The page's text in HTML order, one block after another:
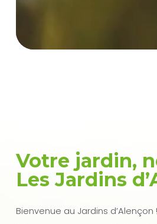
Votre jardin,
Les Jardins
Bienvenue au Jardins d’Alençon !